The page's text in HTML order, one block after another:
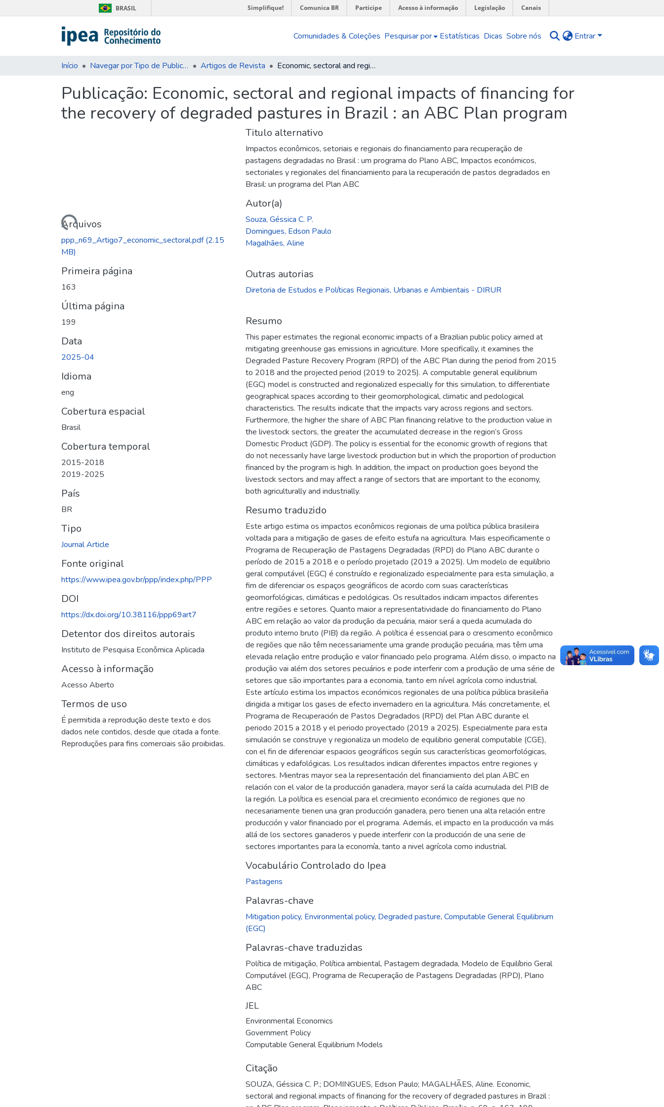
BRASIL Simplifique! Comunica BR Participe Acesso à informação Legislação Canais
Comunidades & Coleções Pesquisar por Estatísticas Dicas Sobre nós Entrar
Início Navegar por Tipo de Publicação Artigos de Revista Economic, sectoral and regional impacts of financing for the recovery of degraded pastures in Brazil : an ABC Plan program
Publicação: Economic, sectoral and regional impacts of financing for
the recovery of degraded pastures in Brazil : an ABC Plan program
Carregando...
Arquivos
ppp_n69_Artigo7_economic_sectoral.pdf(2.15
MB)
Primeira página
163
Última página
199
Data
2025-04
Idioma
eng
Cobertura espacial
Brasil
Cobertura temporal
2015-2018
2019-2025
País
BR
Tipo
Journal Article
Fonte original
https://www.ipea.gov.br/ppp/index.php/PPP
DOI
https://dx.doi.org/10.38116/ppp69art7
Detentor dos direitos autorais
Instituto de Pesquisa Econômica Aplicada
Acesso à informação
Acesso Aberto
Termos de uso
É permitida a reprodução deste texto e dos
dados nele contidos, desde que citada a fonte.
Reproduções para fins comerciais são proibidas.
Titulo alternativo
Impactos econômicos, setoriais e regionais do financiamento para recuperação de
pastagens degradadas no Brasil : um programa do Plano ABC, Impactos económicos,
sectoriales y regionales del financiamiento para la recuperación de pastos degradados en
Brasil: un programa del Plan ABC
Autor(a)
Souza, Géssica C. P.
Domingues, Edson Paulo
Magalhães, Aline
Outras autorias
Diretoria de Estudos e Políticas Regionais, Urbanas e Ambientais - DIRUR
Resumo
This paper estimates the regional economic impacts of a Brazilian public policy aimed at
mitigating greenhouse gas emissions in agriculture. More specifically, it examines the
Degraded Pasture Recovery Program (RPD) of the ABC Plan during the period from 2015
to 2018 and the projected period (2019 to 2025). A computable general equilibrium
(EGC) model is constructed and regionalized especially for this simulation, to differentiate
geographical spaces according to their geomorphological, climatic and pedological
characteristics. The results indicate that the impacts vary across regions and sectors.
Furthermore, the higher the share of ABC Plan financing relative to the production value in
the livestock sectors, the greater the accumulated decrease in the region’s Gross
Domestic Product (GDP). The policy is essential for the economic growth of regions that
do not necessarily have large livestock production but in which the proportion of production
financed by the program is high. In addition, the impact on production goes beyond the
livestock sectors and may affect a range of sectors that are important to the economy,
both agriculturally and industrially.
Resumo traduzido
Este artigo estima os impactos econômicos regionais de uma política pública brasileira
voltada para a mitigação de gases de efeito estufa na agricultura. Mais especificamente o
Programa de Recuperação de Pastagens Degradadas (RPD) do Plano ABC durante o
período de 2015 a 2018 e o período projetado (2019 a 2025). Um modelo de equilíbrio
geral computável (EGC) é construído e regionalizado especialmente para esta simulação, a
fim de diferenciar os espaços geográficos de acordo com suas características
geomorfológicas, climáticas e pedológicas. Os resultados indicam impactos diferentes
entre regiões e setores. Quanto maior a representatividade do financiamento do Plano
ABC em relação ao valor da produção da pecuária, maior será a queda acumulada do
produto interno bruto (PIB) da região. A política é essencial para o crescimento econômico
de regiões que não têm necessariamente uma grande produção pecuária, mas têm uma
elevada relação entre produção e valor financiado pelo programa. Além disso, o impacto na
produção vai além dos setores pecuários e pode interferir com a produção de uma série de
setores que são importantes para a economia, tanto em nível agrícola como industrial.
Este artículo estima los impactos económicos regionales de una política pública brasileña
dirigida a mitigar los gases de efecto invernadero en la agricultura. Más concretamente, el
Programa de Recuperación de Pastos Degradados (RPD) del Plan ABC durante el
periodo 2015 a 2018 y el periodo proyectado (2019 a 2025). Especialmente para esta
simulación se construye y regionaliza un modelo de equilibrio general computable (CGE),
con el fin de diferenciar espacios geográficos según sus características geomorfológicas,
climáticas y edafológicas. Los resultados indican diferentes impactos entre regiones y
sectores. Mientras mayor sea la representación del financiamiento del plan ABC en
relación con el valor de la producción ganadera, mayor será la caída acumulada del PIB de
la región. La política es esencial para el crecimiento económico de regiones que no
necesariamente tienen una gran producción ganadera, pero tienen una alta relación entre
producción y valor financiado por el programa. Además, el impacto en la producción va más
allá de los sectores ganaderos y puede interferir con la producción de una serie de
sectores importantes para la economía, tanto a nivel agrícola como industrial.
Vocabulário Controlado do Ipea
Pastagens
Palavras-chave
Mitigation policy, Environmental policy, Degraded pasture,Computable General Equilibrium
(EGC)
Palavras-chave traduzidas
Política de mitigação, Política ambiental, Pastagem degradada, Modelo de Equilíbrio Geral
Computável (EGC), Programa de Recuperação de Pastagens Degradadas (RPD), Plano
ABC
JEL
Environmental Economics
Government Policy
Computable General Equilibrium Models
Citação
SOUZA, Géssica C. P.; DOMINGUES, Edson Paulo; MAGALHÃES, Aline. Economic,
sectoral and regional impacts of financing for the recovery of degraded pastures in Brazil :